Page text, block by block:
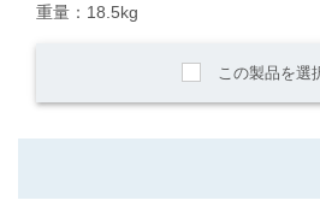
重量：18.5kg
この製品を選